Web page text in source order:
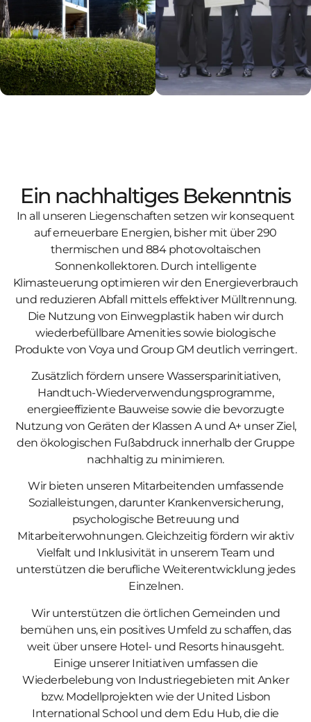
Ein nachhaltiges Bekenntnis
In all unseren Liegenschaften setzen wir konsequent
auf erneuerbare Energien, bisher mit über 290
thermischen und 884 photovoltaischen
Sonnenkollektoren. Durch intelligente
Klimasteuerung optimieren wir den Energieverbrauch
und reduzieren Abfall mittels effektiver Mülltrennung.
Die Nutzung von Einwegplastik haben wir durch
wiederbefüllbare Amenities sowie biologische
Produkte von Voya und Group GM deutlich verringert.
Zusätzlich fördern unsere Wassersparinitiativen,
Handtuch-Wiederverwendungsprogramme,
energieeffiziente Bauweise sowie die bevorzugte
Nutzung von Geräten der Klassen A und A+ unser Ziel,
den ökologischen Fußabdruck innerhalb der Gruppe
nachhaltig zu minimieren.
Wir bieten unseren Mitarbeitenden umfassende
Sozialleistungen, darunter Krankenversicherung,
psychologische Betreuung und
Mitarbeiterwohnungen. Gleichzeitig fördern wir aktiv
Vielfalt und Inklusivität in unserem Team und
unterstützen die berufliche Weiterentwicklung jedes
Einzelnen.
Wir unterstützen die örtlichen Gemeinden und
bemühen uns, ein positives Umfeld zu schaffen, das
weit über unsere Hotel- und Resorts hinausgeht.
Einige unserer Initiativen umfassen die
Wiederbelebung von Industriegebieten mit Anker
bzw. Modellprojekten wie der United Lisbon
International School und dem Edu Hub, die die